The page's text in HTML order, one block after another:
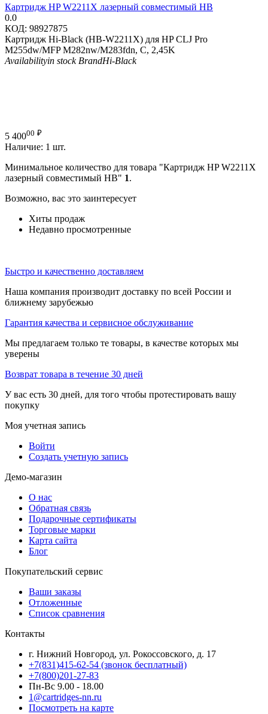
Картридж HP W2211X лазерный совместимый HB
0.0
КОД: 98927875
Картридж Hi-Black (HB-W2211X) для HP CLJ Pro
M255dw/MFP M282nw/M283fdn, C, 2,45K
Availabilityin stock BrandHi-Black
5 40000 ₽
Наличие: 1 шт.
Минимальное количество для товара "Картридж HP W2211X
лазерный совместимый HB" 1.
Возможно, вас это заинтересует
Хиты продаж
Недавно просмотренные
Быстро и качественно доставляем
Наша компания производит доставку по всей России и
ближнему зарубежью
Гарантия качества и сервисное обслуживание
Мы предлагаем только те товары, в качестве которых мы
уверены
Возврат товара в течение 30 дней
У вас есть 30 дней, для того чтобы протестировать вашу
покупку
Моя учетная запись
Войти
Создать учетную запись
Демо-магазин
О нас
Обратная связь
Подарочные сертификаты
Торговые марки
Карта сайта
Блог
Покупательский сервис
Ваши заказы
Отложенные
Список сравнения
Контакты
г. Нижний Новгород, ул. Рокоссовского, д. 17
+7(831)415-62-54 (звонок бесплатный)
+7(800)201-27-83
Пн-Вс 9.00 - 18.00
1@cartridges-nn.ru
Посмотреть на карте